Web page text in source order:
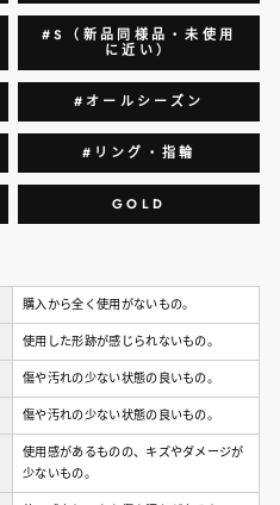
#S（新品同様品・未使用
に近い）
#オールシーズン
#リング・指輪
GOLD
購入から全く使用がないもの。
使用した形跡が感じられないもの。
傷や汚れの少ない状態の良いもの。
傷や汚れの少ない状態の良いもの。
使用感があるものの、キズやダメージが
少ないもの。